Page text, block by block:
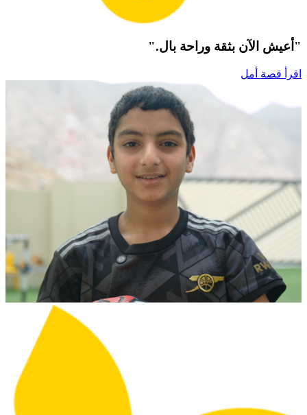
"أعيش الآن بثقة وراحة بال."
اقرأ قصة أمل